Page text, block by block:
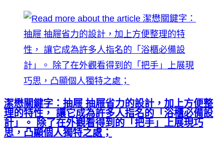
潔懋關鍵字：抽屜 抽屜省力的設計，加上方便整
理的特性， 讓它成為許多人指名的「浴櫃必備設
計」。 除了在外觀看得到的「把手」上展現巧
思，凸顯個人獨特之處；